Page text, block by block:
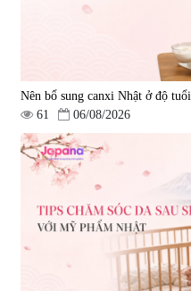
Nên bổ sung canxi Nhật ở độ
61
06/08/2026